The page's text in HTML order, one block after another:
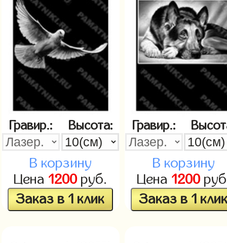
Гравир.: Высота:
В корзину
Цена 1200руб.
Заказ в 1 клик
Гравир.:
В корзину
Цена 1200
Заказ в 1